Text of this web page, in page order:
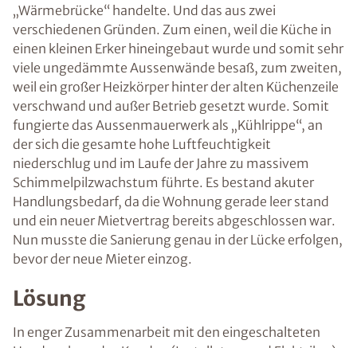
„Wärmebrücke“ handelte. Und das aus zwei
verschiedenen Gründen. Zum einen, weil die Küche in
einen kleinen Erker hineingebaut wurde und somit sehr
viele ungedämmte Aussenwände besaß, zum zweiten,
weil ein großer Heizkörper hinter der alten Küchenzeile
verschwand und außer Betrieb gesetzt wurde. Somit
fungierte das Aussenmauerwerk als „Kühlrippe“, an
der sich die gesamte hohe Luftfeuchtigkeit
niederschlug und im Laufe der Jahre zu massivem
Schimmelpilzwachstum führte. Es bestand akuter
Handlungsbedarf, da die Wohnung gerade leer stand
und ein neuer Mietvertrag bereits abgeschlossen war.
Nun musste die Sanierung genau in der Lücke erfolgen,
bevor der neue Mieter einzog.
Lösung
In enger Zusammenarbeit mit den eingeschalteten